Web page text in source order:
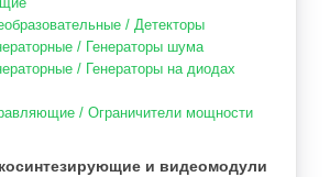
/ Детекторы
/ Генераторы шума
/ Генераторы на диодах
/ Ограничители мощности
и видеомодули